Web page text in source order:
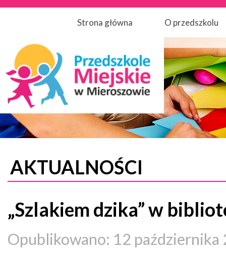
Strona główna O przedszkolu
AKTUALNOŚCI
„Szlakiem dzika” w
Opublikowano: 12 października